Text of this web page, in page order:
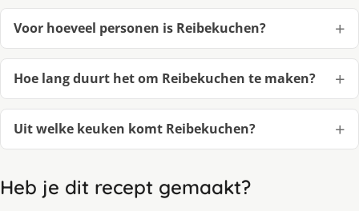
Voor hoeveel personen is Reibekuchen?
Hoe lang duurt het om Reibekuchen te maken?
Uit welke keuken komt Reibekuchen?
Heb je dit recept gemaakt?